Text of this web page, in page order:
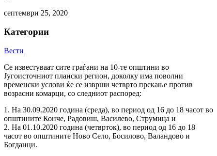
септември 25, 2020
Категории
Вести
Се известуваат сите граѓани на 10-те општини во
Југоисточниот плански регион, доколку има поволни
временски услови ќе се изврши четврто прскање против
возрасни комарци, со следниот распоред:
1. На 30.09.2020 година (среда), во период од 16 до 18 часот во
општините Конче, Радовиш, Василево, Струмица и
2. На 01.10.2020 година (четврток), во период од 16 до 18
часот во општините Ново Село, Босилово, Валандово и
Богданци.